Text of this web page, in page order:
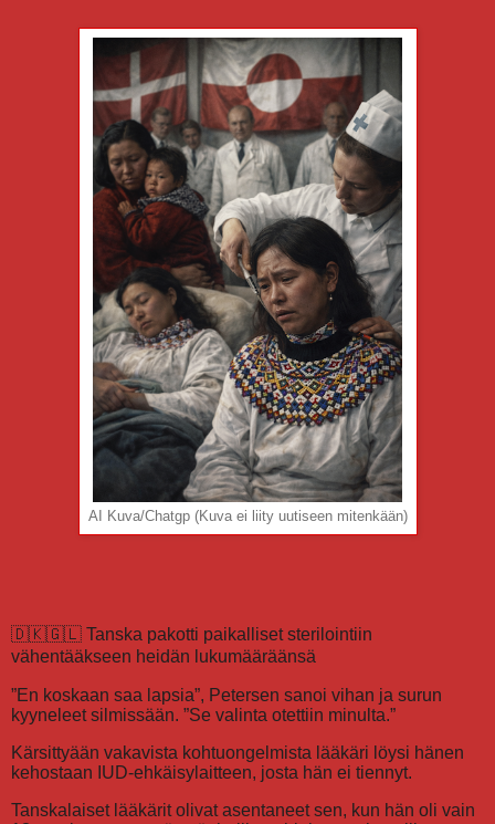
AI Kuva/Chatgp (Kuva ei liity uutiseen mitenkään)
🇩🇰🇬🇱 Tanska pakotti paikalliset sterilointiin
vähentääkseen heidän lukumääräänsä
”En koskaan saa lapsia”, Petersen sanoi vihan ja surun
kyyneleet silmissään. ”Se valinta otettiin minulta.”
Kärsittyään vakavista kohtuongelmista lääkäri löysi hänen
kehostaan IUD-ehkäisylaitteen, josta hän ei tiennyt.
Tanskalaiset lääkärit olivat asentaneet sen, kun hän oli vain